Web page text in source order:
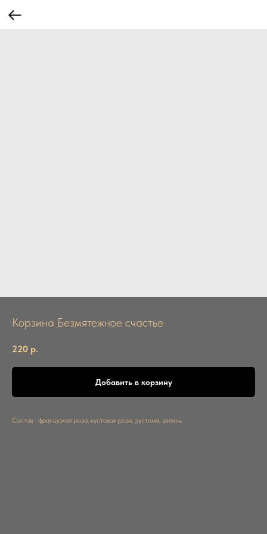
Корзина Безмятежное счастье
220 р.
Добавить в корзину
Состав : французкая роза, кустовая роза, эустома, зелень